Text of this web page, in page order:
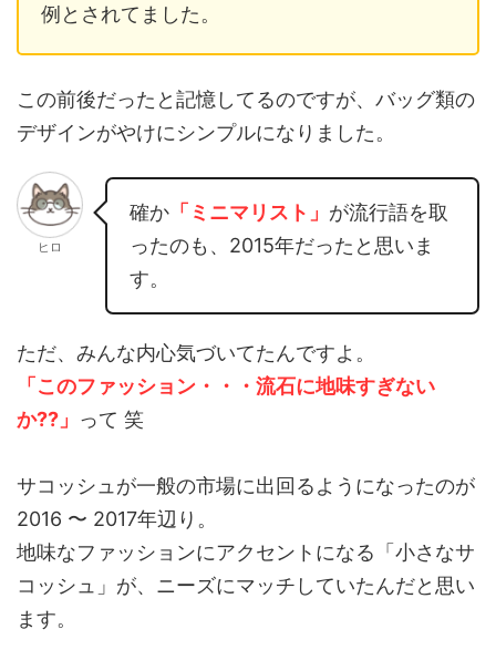
例とされてました。
この前後だったと記憶してるのですが、バッグ類の
デザインがやけにシンプルになりました。
ヒロ
確か 「ミニマリスト」 が流行語を取
ったのも、2015年だったと思いま
す。
ただ、みんな内心気づいてたんですよ。
「このファッション・・・流石に地味すぎない
か??」 って 笑
サコッシュが一般の市場に出回るようになったのが
2016 〜 2017年辺り。
地味なファッションにアクセントになる「小さなサ
コッシュ」が、ニーズにマッチしていたんだと思い
ます。